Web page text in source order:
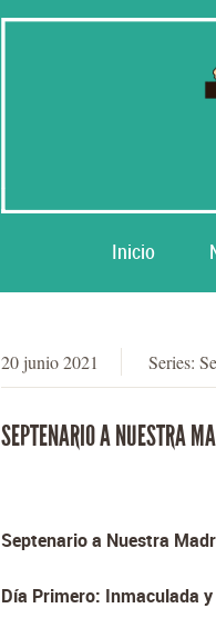
Inicio
20 junio 2021 Series:
SEPTENARIO A NUESTRA
Septenario a Nuestra
Día Primero: Inmaculada